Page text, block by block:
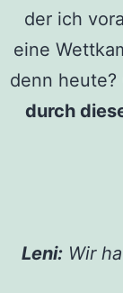
der ich
eine
denn heute?
durch
Leni:Wir